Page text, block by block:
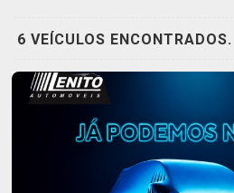
6 VEÍCULOS ENCONTRADOS.